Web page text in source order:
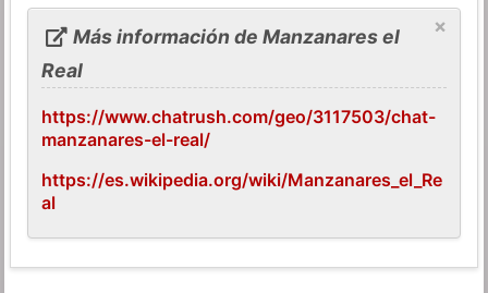
×
Más información de Manzanares el
Real
https://www.chatrush.com/geo/3117503/chat-
manzanares-el-real/
https://es.wikipedia.org/wiki/Manzanares_el_Re
al